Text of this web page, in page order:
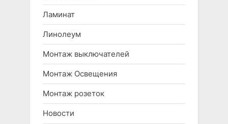
Ламинат
Линолеум
Монтаж выключателей
Монтаж Освещения
Монтаж розеток
Новости